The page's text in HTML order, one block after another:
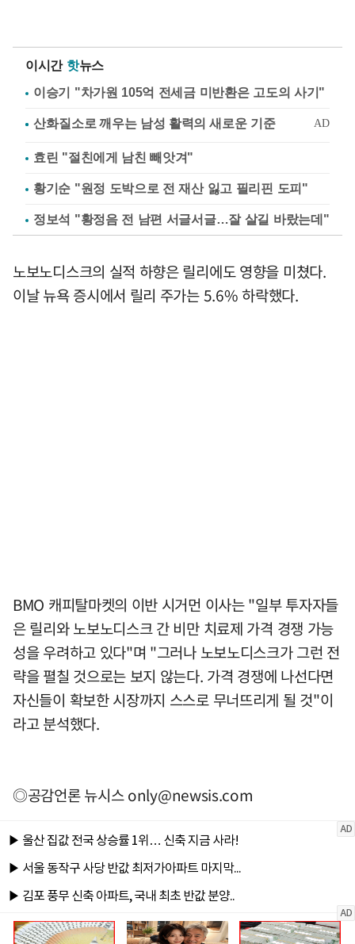
이시간 핫뉴스
이승기 "차가원 105억 전세금 미반환은 고도의 사기"
효린 "절친에게 남친 빼앗겨"
황기순 "원정 도박으로 전 재산 잃고 필리핀 도피"
정보석 "황정음 전 남편 서글서글…잘 살길 바랐는데"
노보노디스크의 실적 하향은 릴리에도 영향을 미쳤다.
이날 뉴욕 증시에서 릴리 주가는 5.6% 하락했다.
BMO 캐피탈마켓의 이반 시거먼 이사는 "일부 투자자들
은 릴리와 노보노디스크 간 비만 치료제 가격 경쟁 가능
성을 우려하고 있다"며 "그러나 노보노디스크가 그런 전
략을 펼칠 것으로는 보지 않는다. 가격 경쟁에 나선다면
자신들이 확보한 시장까지 스스로 무너뜨리게 될 것"이
라고 분석했다.
◎공감언론 뉴시스only@newsis.com